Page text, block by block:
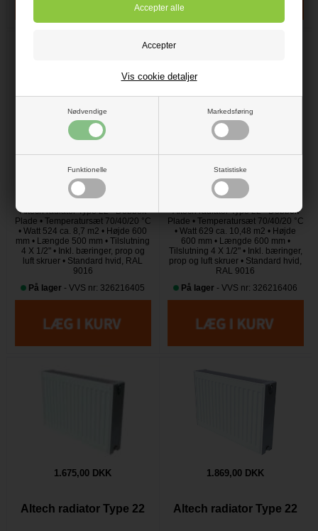
Nødvendige Markedsføring
Funktionelle Statistiske
Vis cookie detaljer
Altech radiator Type 22
Altech radiator Type 22 • Dobbelt
Plade • Temperatursæt 70/40/20 °C
• Watt 524 ca. 8,7 m2 • Højde 600
mm • Længde 500 mm • Tilslutning
4 X 1/2" • Inkl. bæringer, prop og
luft skruer • Standard hvid, RAL
9016
På lager - VVS nr: 326216405
Altech radiator Type 22
Altech radiator Type 22 • Dobbelt
Plade • Temperatursæt 70/40/20 °C
• Watt 629 ca. 10,48 m2 • Højde
600 mm • Længde 600 mm •
Tilslutning 4 X 1/2" • Inkl. bæringer,
prop og luft skruer • Standard hvid,
RAL 9016
På lager - VVS nr: 326216406
1.675,00 DKK
Altech radiator Type 22
1.869,00 DKK
Altech radiator Type 22